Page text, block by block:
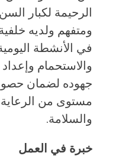
الرحيمة لكبار
ومتفهم ولديه
في الأنشطة
جهوده لضمان
مستوى من الرعاية
والسلامة.
خبرة في العمل